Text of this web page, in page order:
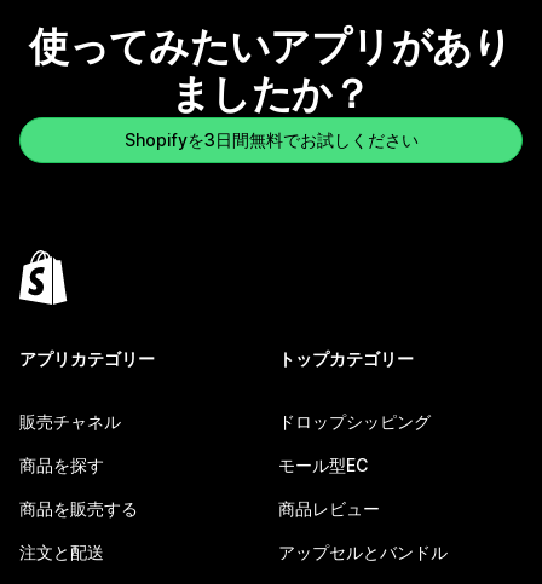
使ってみたいアプリがあり
ましたか？
Shopifyを3日間無料でお試しください
アプリカテゴリー
販売チャネル
商品を探す
商品を販売する
注文と配送
トップカテゴリー
ドロップシッピング
モール型EC
商品レビュー
アップセルとバンドル